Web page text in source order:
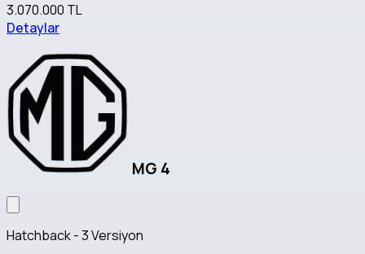
3.070.000 TL
Detaylar
MG 4
Hatchback - 3 Versiyon